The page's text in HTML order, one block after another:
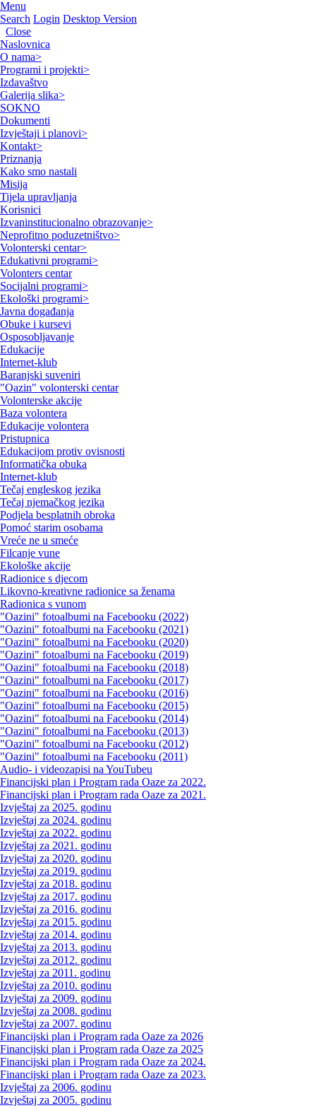
Menu
Search Login Desktop Version
Close
Naslovnica
O nama>
Programi i projekti>
Izdavaštvo
Galerija slika>
SOKNO
Dokumenti
Izvještaji i planovi>
Kontakt>
Priznanja
Kako smo nastali
Misija
Tijela upravljanja
Korisnici
Izvaninstitucionalno obrazovanje>
Neprofitno poduzetništvo>
Volonterski centar>
Edukativni programi>
Volonters centar
Socijalni programi>
Ekološki programi>
Javna događanja
Obuke i kursevi
Osposobljavanje
Edukacije
Internet-klub
Baranjski suveniri
"Oazin" volonterski centar
Volonterske akcije
Baza volontera
Edukacije volontera
Pristupnica
Edukacijom protiv ovisnosti
Informatička obuka
Internet-klub
Tečaj engleskog jezika
Tečaj njemačkog jezika
Podjela besplatnih obroka
Pomoć starim osobama
Vreće ne u smeće
Filcanje vune
Ekološke akcije
Radionice s djecom
Likovno-kreativne radionice sa ženama
Radionica s vunom
"Oazini" fotoalbumi na Facebooku (2022)
"Oazini" fotoalbumi na Facebooku (2021)
"Oazini" fotoalbumi na Facebooku (2020)
"Oazini" fotoalbumi na Facebooku (2019)
"Oazini" fotoalbumi na Facebooku (2018)
"Oazini" fotoalbumi na Facebooku (2017)
"Oazini" fotoalbumi na Facebooku (2016)
"Oazini" fotoalbumi na Facebooku (2015)
"Oazini" fotoalbumi na Facebooku (2014)
"Oazini" fotoalbumi na Facebooku (2013)
"Oazini" fotoalbumi na Facebooku (2012)
"Oazini" fotoalbumi na Facebooku (2011)
Audio- i videozapisi na YouTubeu
Financijski plan i Program rada Oaze za 2022.
Financijski plan i Program rada Oaze za 2021.
Izvještaj za 2025. godinu
Izvještaj za 2024. godinu
Izvještaj za 2022. godinu
Izvještaj za 2021. godinu
Izvještaj za 2020. godinu
Izvještaj za 2019. godinu
Izvještaj za 2018. godinu
Izvještaj za 2017. godinu
Izvještaj za 2016. godinu
Izvještaj za 2015. godinu
Izvještaj za 2014. godinu
Izvještaj za 2013. godinu
Izvještaj za 2012. godinu
Izvještaj za 2011. godinu
Izvještaj za 2010. godinu
Izvještaj za 2009. godinu
Izvještaj za 2008. godinu
Izvještaj za 2007. godinu
Financijski plan i Program rada Oaze za 2026
Financijski plan i Program rada Oaze za 2025
Financijski plan i Program rada Oaze za 2024.
Financijski plan i Program rada Oaze za 2023.
Izvještaj za 2006. godinu
Izvještaj za 2005. godinu